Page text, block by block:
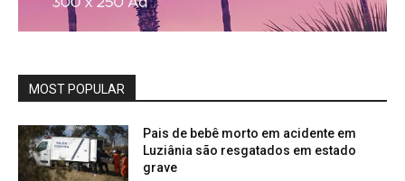
MOST POPULAR
Pais de bebê morto em acidente em
Luziânia são resgatados em estado
grave